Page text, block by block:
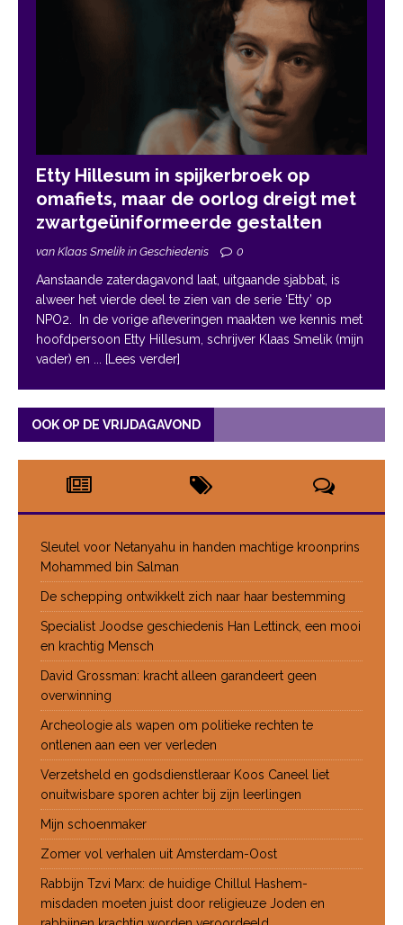
Etty Hillesum in spijkerbroek op
omafiets, maar de oorlog dreigt met
zwartgeüniformeerde gestalten
van Klaas Smelik in Geschiedenis 0
Aanstaande zaterdagavond laat, uitgaande sjabbat, is
alweer het vierde deel te zien van de serie ‘Etty’ op
NPO2. In de vorige afleveringen maakten we kennis met
hoofdpersoon Etty Hillesum, schrijver Klaas Smelik (mijn
vader) en
... [Lees verder]
OOK OP DE VRIJDAGAVOND
Sleutel voor Netanyahu in handen machtige kroonprins
Mohammed bin Salman
De schepping ontwikkelt zich naar haar bestemming
Specialist Joodse geschiedenis Han Lettinck, een mooi
en krachtig Mensch
David Grossman: kracht alleen garandeert geen
overwinning
Archeologie als wapen om politieke rechten te
ontlenen aan een ver verleden
Verzetsheld en godsdienstleraar Koos Caneel liet
onuitwisbare sporen achter bij zijn leerlingen
Mijn schoenmaker
Zomer vol verhalen uit Amsterdam-Oost
Rabbijn Tzvi Marx: de huidige Chillul Hashem-
misdaden moeten juist door religieuze Joden en